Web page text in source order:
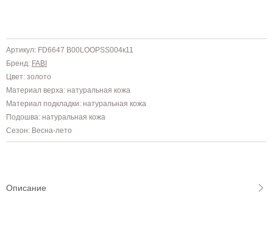
Артикул: FD6647 B00LOOPSS004к11
Бренд: FABI
Цвет: золото
Материал верха: натуральная кожа
Материал подкладки: натуральная кожа
Подошва: натуральная кожа
Сезон: Весна-лето
Описание